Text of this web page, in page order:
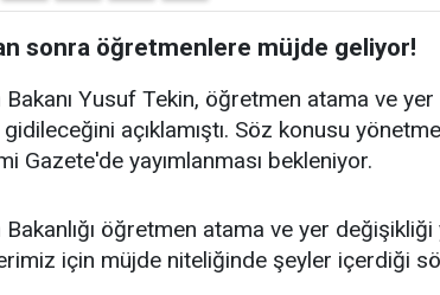
sonra öğretmenlere müjde geliyor!
Bakanı Yusuf Tekin, öğretmen atama ve
açıklamıştı. Söz konusu
Gazete'de yayımlanması bekleniyor.
öğretmen atama ve yer
için müjde niteliğinde şeyler içerdiği